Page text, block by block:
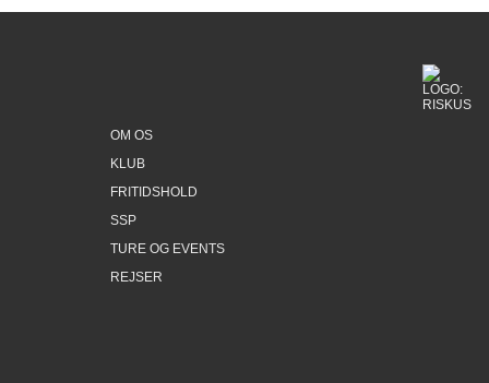
OM OS
KLUB
FRITIDSHOLD
SSP
TURE OG EVENTS
REJSER